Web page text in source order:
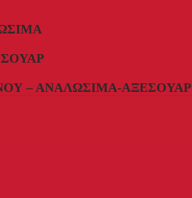
– ΑΝΑΛΏΣΙΜΑ-ΑΞΕΣΟΥΆΡ